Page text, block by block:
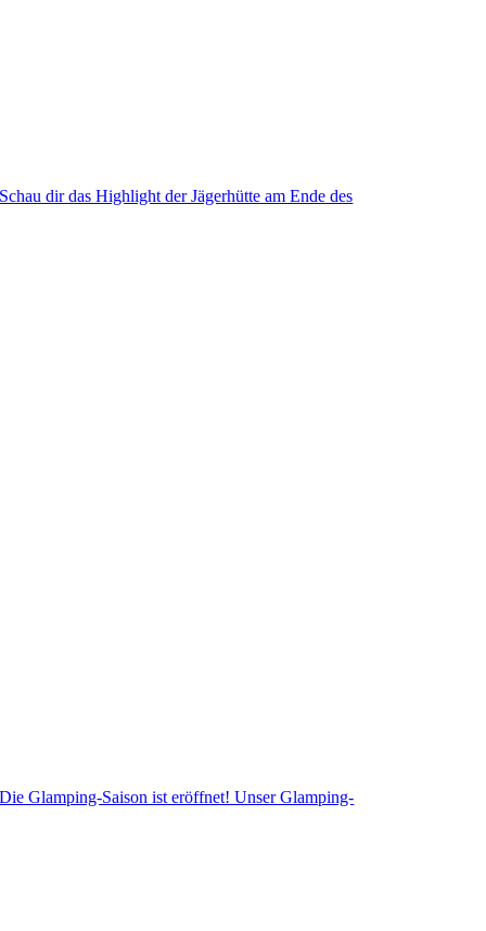
Schau dir das Highlight der Jägerhütte am Ende des
Die Glamping-Saison ist eröffnet! Unser Glamping-